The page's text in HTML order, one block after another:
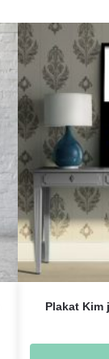
Plakat Kim